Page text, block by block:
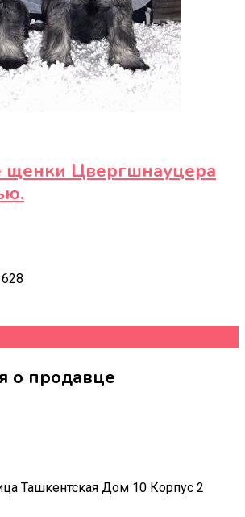
щенки Цвергшнауцера
о продавце
Ташкентская Дом 10 Корпус 2